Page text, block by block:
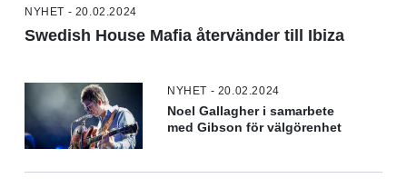
NYHET - 20.02.2024
Swedish House Mafia återvänder till Ibiza
NYHET - 20.02.2024
Noel Gallagher i samarbete
med Gibson för välgörenhet